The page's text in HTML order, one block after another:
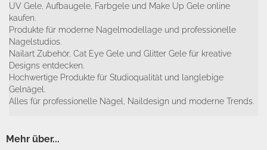
UV Gele, Aufbaugele, Farbgele und Make Up Gele online
kaufen.
Produkte für moderne Nagelmodellage und professionelle
Nagelstudios.
Nailart Zubehör, Cat Eye Gele und Glitter Gele für kreative
Designs entdecken.
Hochwertige Produkte für Studioqualität und langlebige
Gelnägel.
Alles für professionelle Nägel, Naildesign und moderne Trends.
Mehr über...